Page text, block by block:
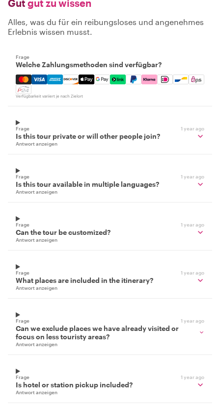
Gut gut zu wissen
Alles, was du für ein reibungsloses und angenehmes
Erlebnis wissen musst.
Frage
Welche Zahlungsmethoden sind verfügbar?
Mastercard, Visa, Amex, Discover, Apple Pay, Google
Verfügbarkeit variiert je nach Zielort
Frage 1 year ago
Is this tour private or will other people join?
Antwort anzeigen
Frage 1 year ago
Is this tour available in multiple languages?
Antwort anzeigen
Frage 1 year ago
Can the tour be customized?
Antwort anzeigen
Frage 1 year ago
What places are included in the itinerary?
Antwort anzeigen
Frage 1 year ago
Can we exclude places we have already visited or
focus on less touristy areas?
Antwort anzeigen
Frage 1 year ago
Is hotel or station pickup included?
Antwort anzeigen